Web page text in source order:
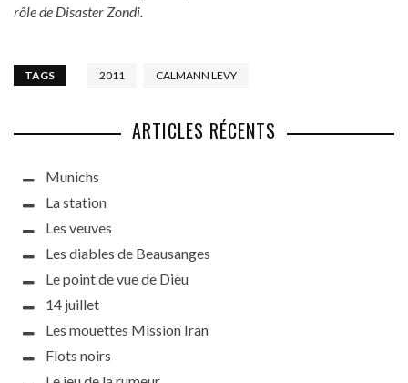
rôle de Disaster Zondi.
TAGS 2011 CALMANN LEVY
ARTICLES RÉCENTS
Munichs
La station
Les veuves
Les diables de Beausanges
Le point de vue de Dieu
14 juillet
Les mouettes Mission Iran
Flots noirs